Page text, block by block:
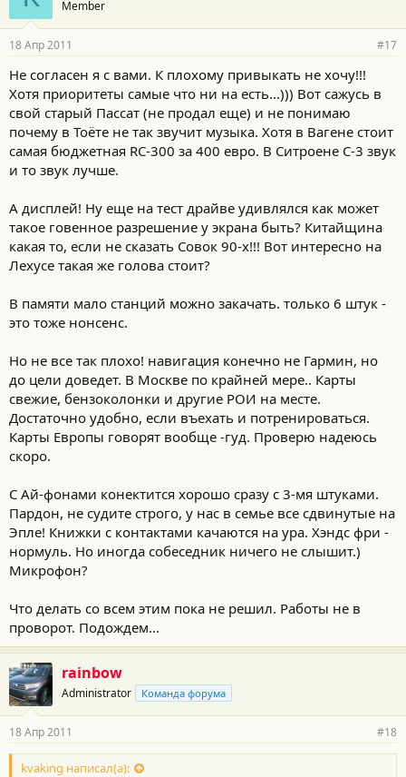
Member
18 Апр 2011 #17
Не согласен я с вами. К плохому привыкать не хочу!!!
Хотя приоритеты самые что ни на есть...))) Вот сажусь в
свой старый Пассат (не продал еще) и не понимаю
почему в Тоёте не так звучит музыка. Хотя в Вагене стоит
самая бюджетная RC-300 за 400 евро. В Ситроене С-3 звук
и то звук лучше.
А дисплей! Ну еще на тест драйве удивлялся как может
такое говенное разрешение у экрана быть? Китайщина
какая то, если не сказать Совок 90-х!!! Вот интересно на
Лехусе такая же голова стоит?
В памяти мало станций можно закачать. только 6 штук -
это тоже нонсенс.
Но не все так плохо! навигация конечно не Гармин, но
до цели доведет. В Москве по крайней мере.. Карты
свежие, бензоколонки и другие РОИ на месте.
Достаточно удобно, если въехать и потренироваться.
Карты Европы говорят вообще -гуд. Проверю надеюсь
скоро.
С Ай-фонами конектится хорошо сразу с 3-мя штуками.
Пардон, не судите строго, у нас в семье все сдвинутые на
Эпле! Книжки с контактами качаются на ура. Хэндс фри -
нормуль. Но иногда собеседник ничего не слышит.)
Микрофон?
Что делать со всем этим пока не решил. Работы не в
проворот. Подождем...
rainbow
Administrator Команда форума
18 Апр 2011 #18
kvaking написал(а):